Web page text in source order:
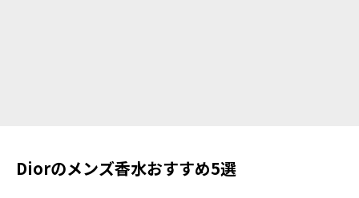
Diorのメンズ香水おすすめ5選